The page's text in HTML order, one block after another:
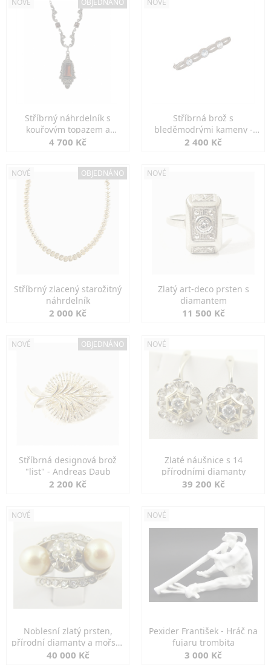
NOVÉ OBJEDNÁNO
Stříbrný náhrdelník s
kouřovým topazem a
markazity
4 700 Kč
NOVÉ
Stříbrná brož s
bleděmodrými kameny -
jemná elegance
2 400 Kč
NOVÉ OBJEDNÁNO
Stříbrný zlacený starožitný
náhrdelník
2 000 Kč
NOVÉ
Zlatý art-deco prsten s
diamantem
11 500 Kč
NOVÉ OBJEDNÁNO
Stříbrná designová brož
"list" - Andreas Daub
2 200 Kč
NOVÉ
Zlaté náušnice s 14
přírodními diamanty
39 200 Kč
NOVÉ
Noblesní zlatý prsten,
přírodní diamanty a mořské
perly
40 000 Kč
NOVÉ
Pexider František - Hráč na
fujaru trombita
3 000 Kč